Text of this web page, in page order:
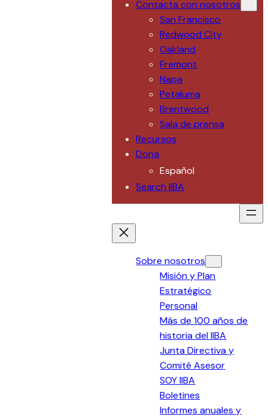
Contacta con nosotros
San Francisco
Redwood City
Oakland
Fremont
Napa
Petaluma
Brentwood
Sala de prensa
Recursos
Dona
Español
Search IIBA
Sobre nosotros
Misión y Plan
Estratégico
Personal
Más de 100 años de
historia del IIBA
Junta Directiva y
Comité Asesor
SOY IIBA
Boletines
Informes anuales y